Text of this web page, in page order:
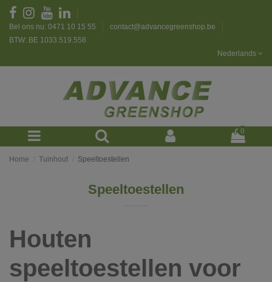
Bel ons nu: 0471 10 15 55
contact@advancegreenshop.be
BTW: BE 1033.519.558
Nederlands
0
Home Tuinhout Speeltoestellen
Speeltoestellen
Houten
speeltoestellen voor